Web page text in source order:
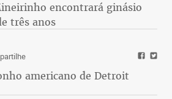
encontrará ginásio
três anos
americano de Detroit